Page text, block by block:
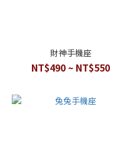
財神手機座
NT$490 ~ NT$550